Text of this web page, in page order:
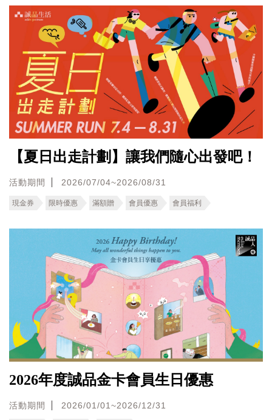
【夏日出走計劃】讓我們隨心出發吧！
活動期間 2026/07/04~2026/08/31
現金券 限時優惠 滿額贈 會員優惠 會員福利
2026年度誠品金卡會員生日優惠
活動期間 2026/01/01~2026/12/31